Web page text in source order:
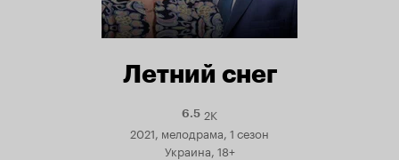
Летний снег
6.5Рейтинг
Кинопоиска
6.5
2K
2021, мелодрама, 1 сезон
Украина, 18+